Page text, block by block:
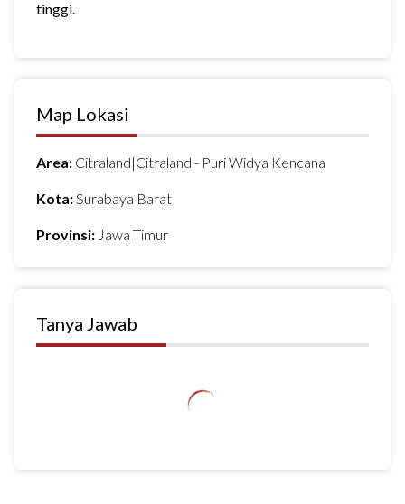
tinggi.
Map Lokasi
Area: Citraland|Citraland - Puri Widya Kencana
Kota:Surabaya Barat
Provinsi: Jawa Timur
Tanya Jawab